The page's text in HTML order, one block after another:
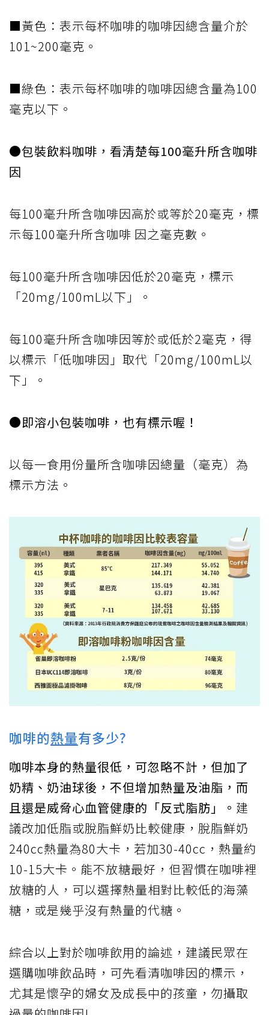
■黃色：表示每杯咖啡的咖啡因總含量介於
101~200毫克。
■綠色：表示每杯咖啡的咖啡因總含量為100
毫克以下。
●包裝飲料咖啡，看清楚每100毫升所含咖啡
因
每100毫升所含咖啡因高於或等於20毫克，標
示每100毫升所含咖啡 因之毫克數。
每100毫升所含咖啡因低於20毫克，標示
「20mg/100mL以下」。
每100毫升所含咖啡因等於或低於2毫克，得
以標示「低咖啡因」取代「20mg/100mL以
下」。
●即溶小包裝咖啡，也有標示喔！
以每一食用份量所含咖啡因總量（毫克）為
標示方法。
咖啡的熱量有多少?
咖啡本身的熱量很低，可忽略不計，但加了
奶精、奶油球後，不但增加熱量及油脂，而
且還是威脅心血管健康的「反式脂肪」。 建
議改加低脂或脫脂鮮奶比較健康，脫脂鮮奶
240cc熱量為80大卡，若加30-40cc，熱量約
10-15大卡。能不放糖最好，但習慣在咖啡裡
放糖的人，可以選擇熱量相對比較低的海藻
糖，或是幾乎沒有熱量的代糖。
綜合以上對於咖啡飲用的論述，建議民眾在
選購咖啡飲品時，可先看清咖啡因的標示，
尤其是懷孕的婦女及成長中的孩童，勿攝取